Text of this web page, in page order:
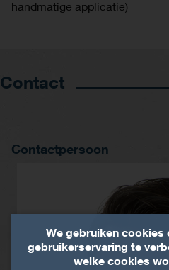
handmatige applicatie)
Contact
Contactpersoon
We gebruiken cookies
gebruikerservaring te
welke cookies